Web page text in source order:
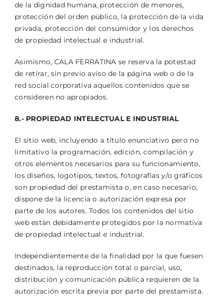
de la dignidad humana, protección de menores,
protección del orden público, la protección de la vida
privada, protección del consumidor y los derechos
de propiedad intelectual e industrial.
Asimismo, CALA FERRATINA se reserva la potestad
de retirar, sin previo aviso de la página web o de la
red social corporativa aquellos contenidos que se
consideren no apropiados.
8.- PROPIEDAD INTELECTUAL E INDUSTRIAL
El sitio web, incluyendo a título enunciativo pero no
limitativo la programación, edición, compilación y
otros elementos necesarios para su funcionamiento,
los diseños, logotipos, textos, fotografías y/o gráficos
son propiedad del prestamista o, en caso necesario,
dispone de la licencia o autorización expresa por
parte de los autores. Todos los contenidos del sitio
web están debidamente protegidos por la normativa
de propiedad intelectual e industrial.
Independientemente de la finalidad por la que fuesen
destinados, la reproducción total o parcial, uso,
distribución y comunicación pública requieren de la
autorización escrita previa por parte del prestamista.